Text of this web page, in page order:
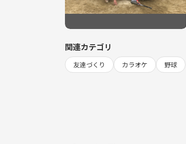
関連カテゴリ
友達づくり カラオケ 野球